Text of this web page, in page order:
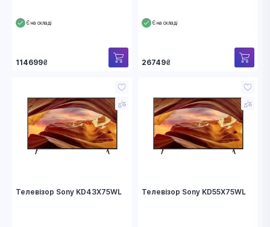
Є на складі
114699₴
Є на складі
26749₴
Телевізор Sony KD43X75WL Телевізор Sony KD55X75WL